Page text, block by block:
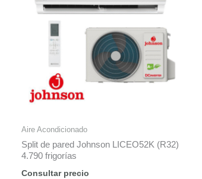
Aire Acondicionado
Split de pared Johnson LICEO52K (R32)
4.790 frigorías
Consultar precio